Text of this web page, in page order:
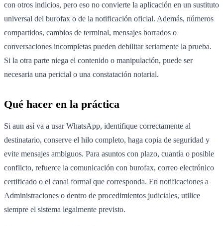
con otros indicios, pero eso no convierte la aplicación en un sustituto
universal del burofax o de la notificación oficial. Además, números
compartidos, cambios de terminal, mensajes borrados o
conversaciones incompletas pueden debilitar seriamente la prueba.
Si la otra parte niega el contenido o manipulación, puede ser
necesaria una pericial o una constatación notarial.
Qué hacer en la práctica
Si aun así va a usar WhatsApp, identifique correctamente al
destinatario, conserve el hilo completo, haga copia de seguridad y
evite mensajes ambiguos. Para asuntos con plazo, cuantía o posible
conflicto, refuerce la comunicación con burofax, correo electrónico
certificado o el canal formal que corresponda. En notificaciones a
Administraciones o dentro de procedimientos judiciales, utilice
siempre el sistema legalmente previsto.